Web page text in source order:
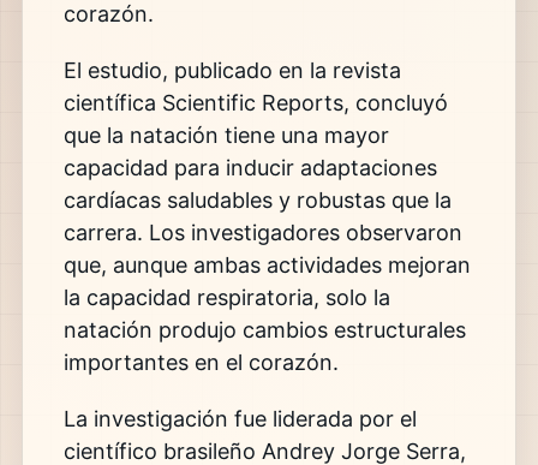
corazón.
El estudio, publicado en la revista
científica Scientific Reports, concluyó
que la natación tiene una mayor
capacidad para inducir adaptaciones
cardíacas saludables y robustas que la
carrera. Los investigadores observaron
que, aunque ambas actividades mejoran
la capacidad respiratoria, solo la
natación produjo cambios estructurales
importantes en el corazón.
La investigación fue liderada por el
científico brasileño Andrey Jorge Serra,